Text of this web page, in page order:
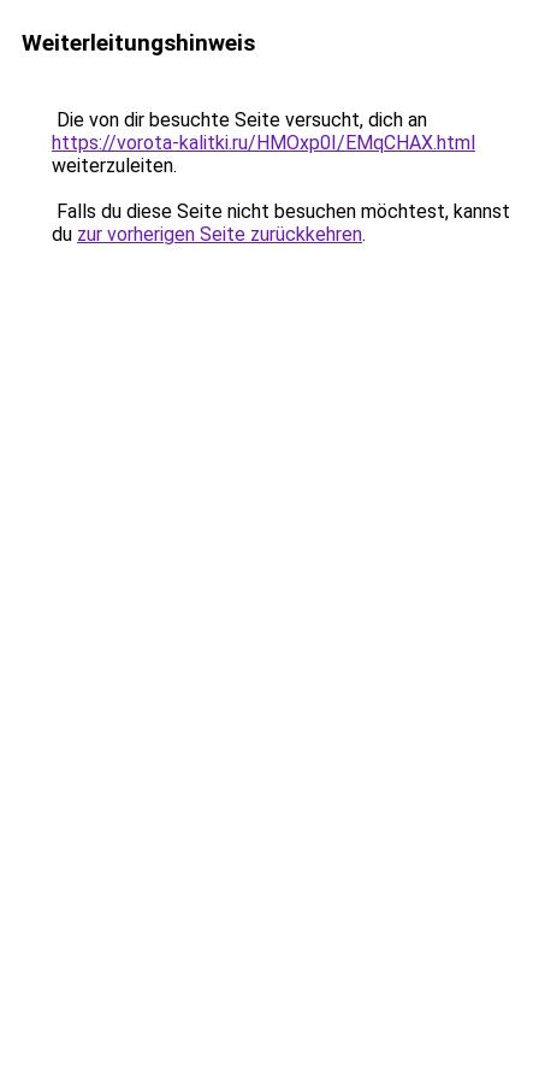
Weiterleitungshinweis
Die von dir besuchte Seite versucht, dich an
https://vorota-kalitki.ru/HMOxp0I/EMqCHAX.html
weiterzuleiten.
Falls du diese Seite nicht besuchen möchtest, kannst
du zur vorherigen Seite zurückkehren.